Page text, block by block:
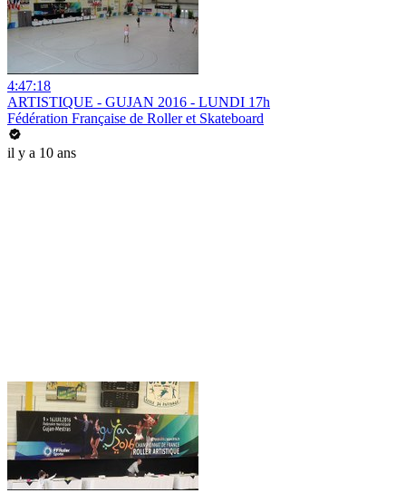
4:47:18
ARTISTIQUE - GUJAN 2016 - LUNDI 17h
Fédération Française de Roller et Skateboard
il y a 10 ans